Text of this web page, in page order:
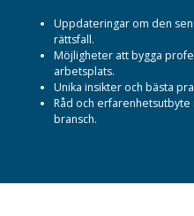
Uppdateringar om den
rättsfall.
Möjligheter att bygga
arbetsplats.
Unika insikter och bästa
Råd och
bransch.